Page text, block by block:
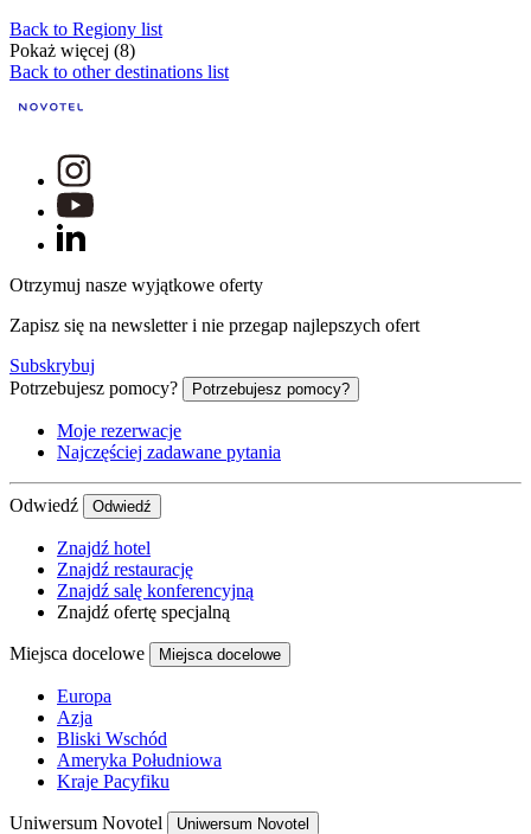
Back to Regiony list
Pokaż więcej (8)
Back to other destinations list
Otrzymuj nasze wyjątkowe oferty
Zapisz się na newsletter i nie przegap najlepszych ofert
Subskrybuj
Potrzebujesz pomocy?
Potrzebujesz pomocy?
Moje rezerwacje
Najczęściej zadawane pytania
Odwiedź Odwiedź
Znajdź hotel
Znajdź restaurację
Znajdź salę konferencyjną
Znajdź ofertę specjalną
Miejsca docelowe Miejsca docelowe
Europa
Azja
Bliski Wschód
Ameryka Południowa
Kraje Pacyfiku
Uniwersum Novotel Uniwersum Novotel